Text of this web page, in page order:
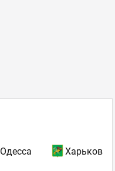
Одесса Харьков